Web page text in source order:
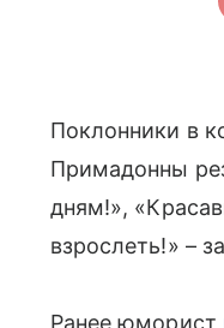
Поклонники в
Примадонны
дням!»,
взрослеть!» –
Ранее юморист